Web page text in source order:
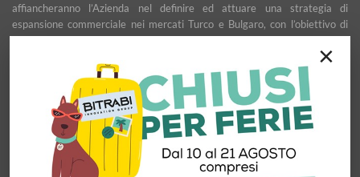
×
affiancheranno l’Azienda nel definire ed attuare una strategia di
espansione commerciale nei mercati Turco e Bulgaro, con l’obiettivo di
garantire uno sviluppo stabile e duraturo.